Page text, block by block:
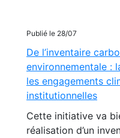
Publié le 28/07
De l’inventaire
environnementale :
les engagements
institutionnelles
Cette initiative va
réalisation d’un